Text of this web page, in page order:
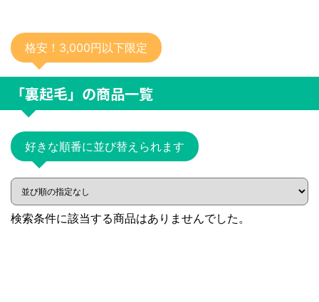
格安！3,000円以下限定
「裏起毛」 の商品一覧
好きな順番に並び替えられます
検索条件に該当する商品はありませんでした。